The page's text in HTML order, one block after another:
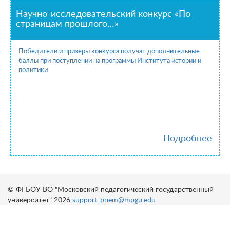
Научно-исследовательский конкурс «По
страницам прошлого…»
Победители и призёры конкурса получат дополнительные
баллы при поступлении на программы Института истории и
политики
Подробнее
© ФГБОУ ВО "Московский педагогический государственный
университет" 2026 support_priem@mpgu.edu